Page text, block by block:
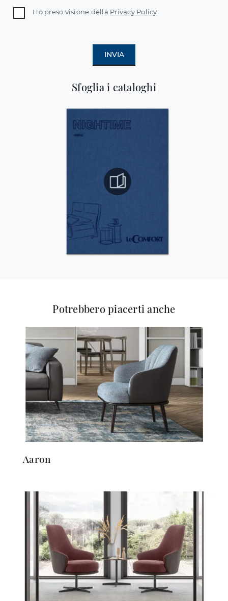
Sfoglia i cataloghi
Ho preso visione della Privacy Policy
INVIA
Potrebbero piacerti anche
Aaron